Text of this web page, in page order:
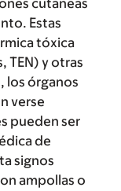
cutáneas
Estas
tóxica
TEN) y otras
los órganos
verse
pueden ser
de
signos
ampollas o